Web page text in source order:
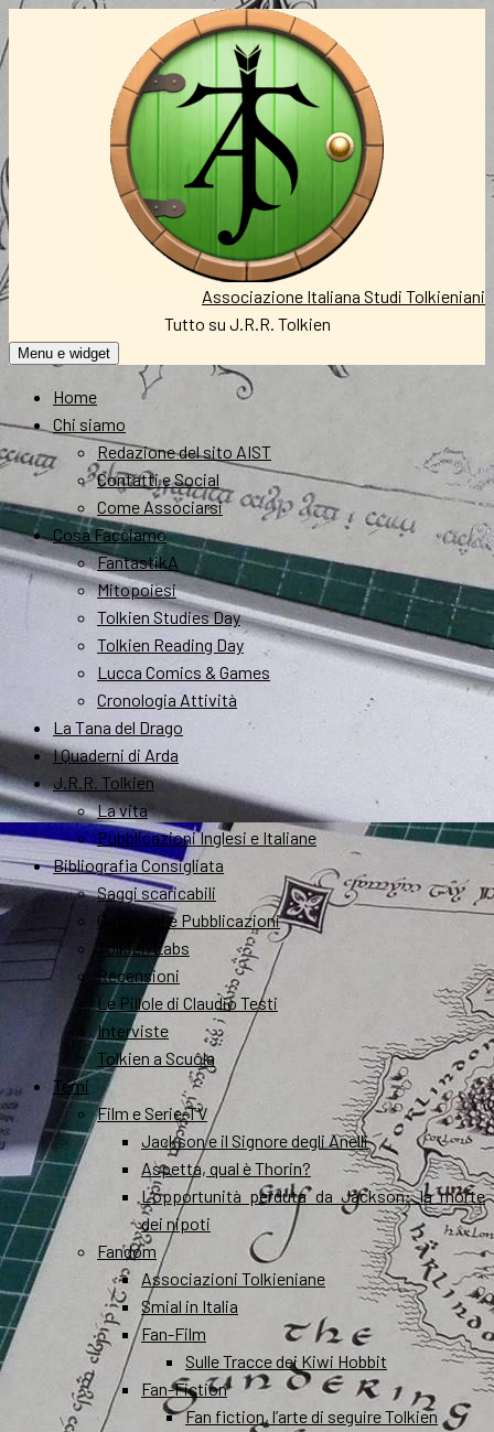
al
Associazione Italiana Studi Tolkieniani
Tutto su J.R.R. Tolkien
Menu e widget
Home
Chi siamo
Redazione del sito AIST
Contatti e Social
Come Associarsi
Cosa Facciamo
FantastikA
Mitopoiesi
Tolkien Studies Day
Tolkien Reading Day
Lucca Comics & Games
Cronologia Attività
La Tana del Drago
I Quaderni di Arda
J.R.R. Tolkien
La vita
Pubblicazioni Inglesi e Italiane
Bibliografia Consigliata
Saggi scaricabili
Convegni e Pubblicazioni
Tolkien Labs
Recensioni
Le Pillole di Claudio Testi
Interviste
Tolkien a Scuola
Temi
Film e Serie-TV
Jackson e il Signore degli Anelli
Aspetta, qual è Thorin?
L’opportunità perduta da Jackson: la morte
dei nipoti
Fandom
Associazioni Tolkieniane
Smial in Italia
Fan-Film
Sulle Tracce dei Kiwi Hobbit
Fan-Fiction
Fan fiction, l’arte di seguire Tolkien